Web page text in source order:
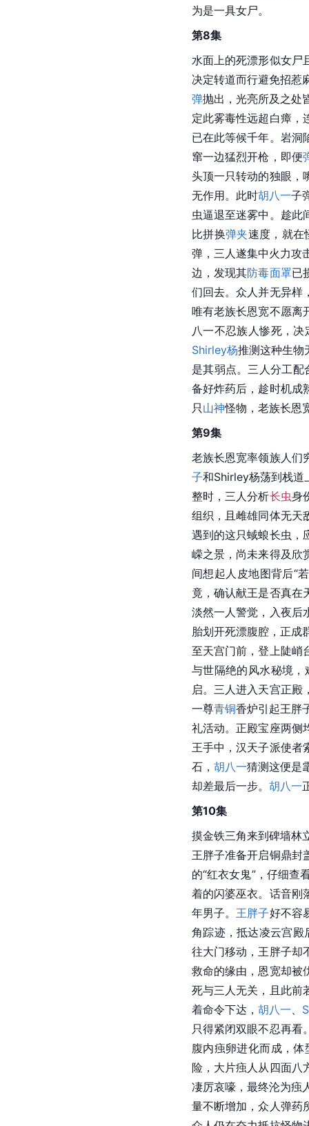
为是一具女尸。
第8集
水面上的死漂形似女尸
决定转道而行避免招惹
弹抛出，光亮所及之处
定此雾毒性远超白瘴，
已在此等候千年。岩洞
窜一边猛烈开枪，即便
头顶一只转动的独眼，
无作用。此时胡八一子
虫逼退至迷雾中。趁此
比拼换弹夹速度，就在
弹，三人遂集中火力攻
边，发现其防毒面罩已
们回去。众人并无异样
唯有老族长恩宽不愿离
八一不忍族人惨死，
Shirley杨推测这种生物
是其弱点。三人分工配
备好炸药后，趁时机成
只山神怪物，老族长恩
第9集
老族长恩宽率领族人们
子和Shirley杨荡到栈道
整时，三人分析长虫身
组织，且雌雄同体无天
遇到的这只蜮蜋长虫，
嵘之景，尚未来得及欣
间想起人皮地图背后“
竟，确认献王是否真在
淡然一人警觉，入夜后
胎划开死漂腹腔，正成
至天宫门前，登上陡峭
与世隔绝的风水秘境
启。三人进入天宫正殿
一尊青铜香炉引起王胖
礼活动。正殿宝座两侧
王手中，汉天子派使者
石，胡八一猜测这便是
却差最后一步。 胡八一
第10集
摸金铁三角来到碑墙林
王胖子准备开启铜鼎封
的“红衣女鬼”，仔细查
着的闪婆巫衣。话音刚
年男子。王胖子好不容
角踪迹，抵达凌云宫
往大门移动，王胖子却
救命的缘由，恩宽却被
死与三人无关，且此前
着命令下达，胡八一、
只得紧闭双眼不忍再看
腹内痋卵进化而成，
险，大片痋人从四面八
凄厉哀嚎，最终沦为痋
量不断增加，众人弹药